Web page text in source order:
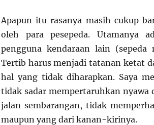
Apapun itu rasanya masih cukup
oleh para pesepeda. Utamanya
pengguna kendaraan lain
Tertib harus menjadi tatanan ketat
hal yang tidak diharapkan. Saya
tidak sadar mempertaruhkan nyawa
jalan sembarangan, tidak
maupun yang dari kanan-kirinya.